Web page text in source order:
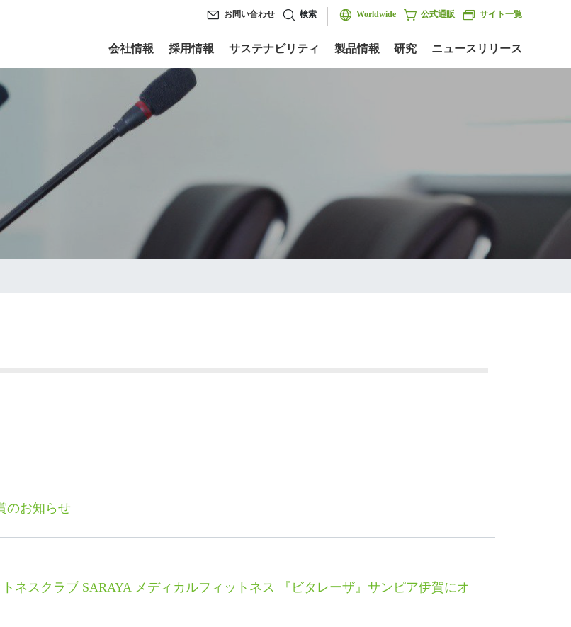
会社情報 採用情報 サステナビリティ 製品情報 研究 ニュースリリース
お問い合わせ 検索 Worldwide 公式通販 サイト一覧
のお知らせ
ネスクラブ SARAYA メディカルフィットネス 『ビタレーザ』サンピア伊賀にオ